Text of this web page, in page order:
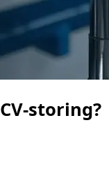
storing?